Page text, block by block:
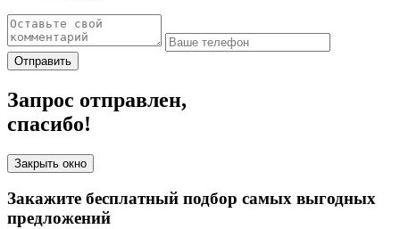
Отправить
Запрос отправлен,
спасибо!
Закрыть окно
Закажите бесплатный подбор самых выгодных
предложений